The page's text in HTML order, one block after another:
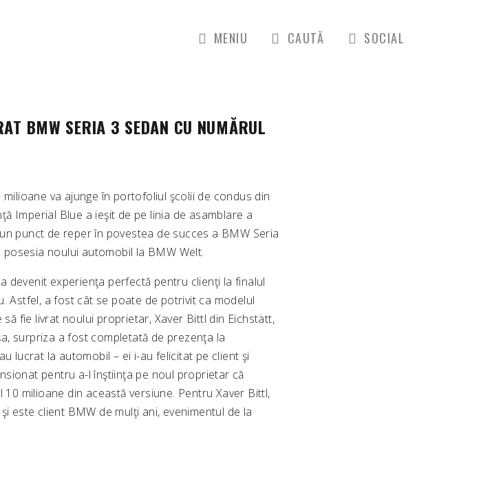
MENIU CAUTĂ SOCIAL
BMW SERIA 3 SEDAN CU NUMĂRUL
va ajunge în portofoliul şcolii de condus din
Imperial Blue a ieşit de pe linia de asamblare a
punct de reper în povestea de succes a BMW Seria
noului automobil la BMW Welt.
devenit experienţa perfectă pentru clienţi la finalul
Astfel, a fost cât se poate de potrivit ca modelul
fie livrat noului proprietar, Xaver Bittl din Eichstätt,
surpriza a fost completată de prezenţa la
lucrat la automobil – ei i-au felicitat pe client şi
pentru a-l înştiinţa pe noul proprietar că
milioane din această versiune. Pentru Xaver Bittl,
este client BMW de mulţi ani, evenimentul de la